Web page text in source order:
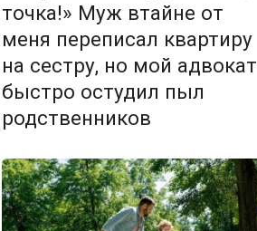
точка!» Муж втайне от
меня переписал квартиру
на сестру, но мой адвокат
быстро остудил пыл
родственников